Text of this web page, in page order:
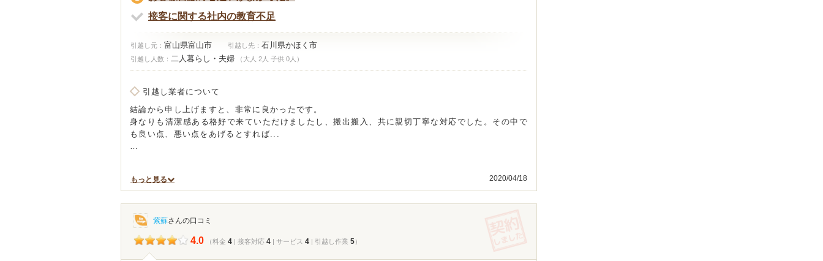
接客に関する社内の教育不足
引越し元： 富山県富山市 引越し先： 石川県かほく市
引越し人数： 二人暮らし・夫婦 （大人 2人 子供 0人）
引越し業者について
結論から申し上げますと、非常に良かったです。
身なりも清潔感ある格好で来ていただけましたし、搬出搬入、共に親切丁寧な対応でした。その中で
も良い点、悪い点をあげるとすれば...
2020/04/18
もっと見る
紫蘇さんの口コミ
4.0 （料金 4 | 接客対応 4 | サービス 4 | 引越し作業 5）